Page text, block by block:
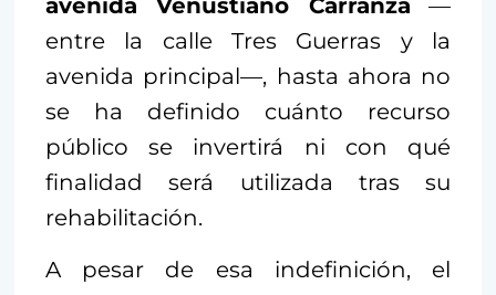
avenida Venustiano Carranza —
entre la calle Tres Guerras y la
avenida principal—, hasta ahora no
se ha definido cuánto recurso
público se invertirá ni con qué
finalidad será utilizada tras su
rehabilitación.
A pesar de esa indefinición, el